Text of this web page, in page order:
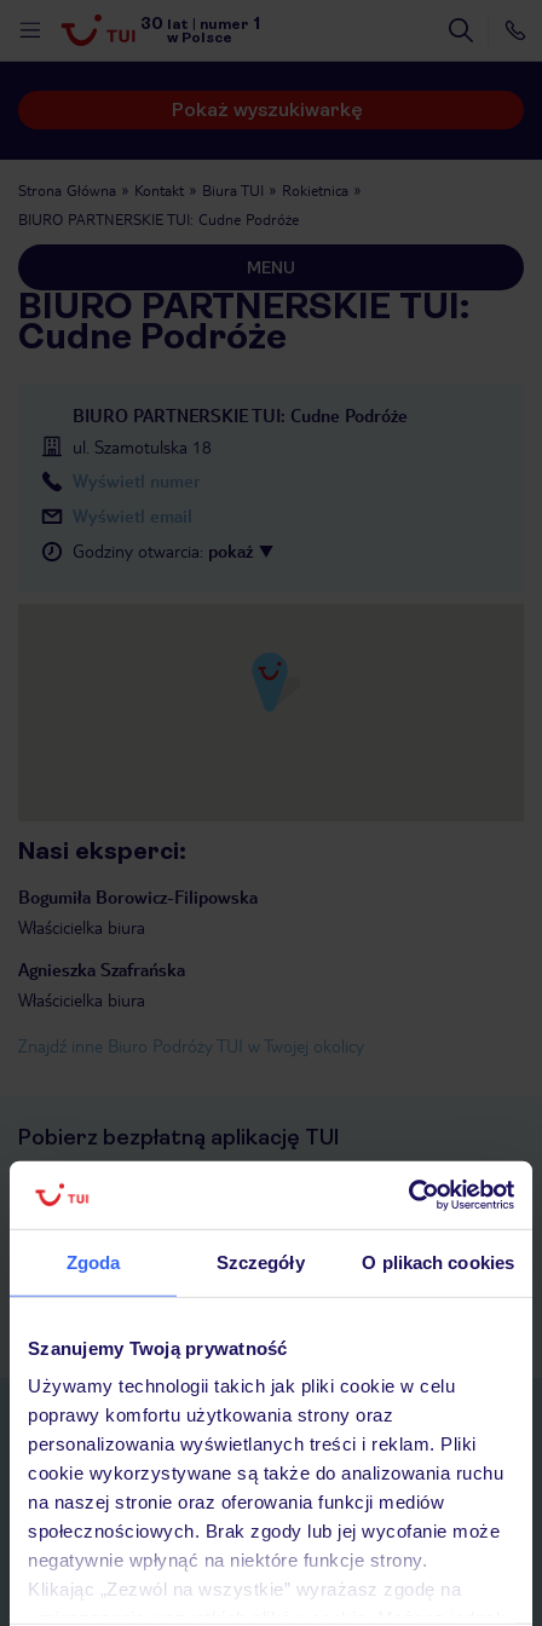
Zgoda Szczegóły O plikach cookies
Szanujemy Twoją prywatność
Używamy technologii takich jak pliki cookie w celu
poprawy komfortu użytkowania strony oraz
personalizowania wyświetlanych treści i reklam. Pliki
cookie wykorzystywane są także do analizowania ruchu
na naszej stronie oraz oferowania funkcji mediów
społecznościowych. Brak zgody lub jej wycofanie może
negatywnie wpłynąć na niektóre funkcje strony.
Klikając „Zezwól na wszystkie” wyrażasz zgodę na
30 lat numer 1
w Polsce
Pokaż wyszukiwarkę
Strona Główna Kontakt Biura TUI
Rokietnica
BIURO PARTNERSKIE TUI: Cudne Podróże
MENU
BIURO PARTNERSKIE TUI:
Cudne Podróże
BIURO PARTNERSKIE TUI: Cudne Podróże
ul. Szamotulska 18
Wyświetl numer
Wyświetl email
Godziny otwarcia: pokaż
Nasi eksperci:
Bogumiła Borowicz-Filipowska
Właścicielka biura
Agnieszka Szafrańska
Właścicielka biura
Znajdź inne Biuro Podróży TUI w Twojej okolicy
Pobierz bezpłatną aplikację TUI
Szybkie wyszukiwanie i przeglądanie ofert
Lista ulubionych ofert i możliwość ich udostępniania
Historia wyszukiwań i ostatnio oglądanych ofert
Kontakt z TUI i wszystkie informacje o Twojej rezerwacji w
Zapisz się do newslettera
IMIĘ*
E-MAIL*
Wyrażam zgodę na przetwarzanie danych osobowych przez TUI